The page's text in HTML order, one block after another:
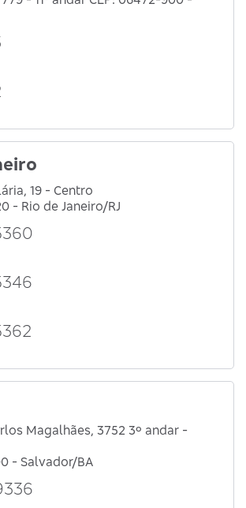
19 - Centro
- Rio de Janeiro/RJ
Magalhães, 3752 3º andar -
- Salvador/BA